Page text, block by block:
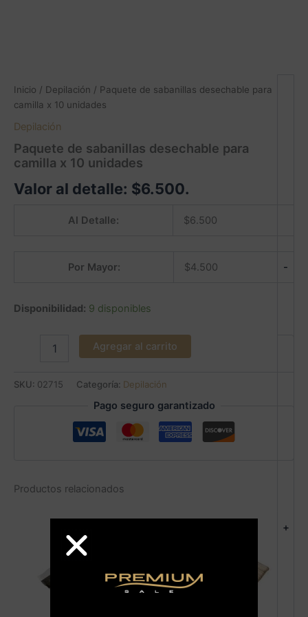
Inicio / Depilación / Paquete de sabanillas desechable para
camilla x 10 unidades
Depilación
Paquete de sabanillas desechable para
camilla x 10 unidades
Valor al detalle: $6.500.
Al Detalle: $6.500
Por Mayor: $4.500
Disponibilidad: 9 disponibles
-
+
Agregar al carrito
SKU: 02715 Categoría: Depilación
Pago seguro garantizado
Productos relacionados